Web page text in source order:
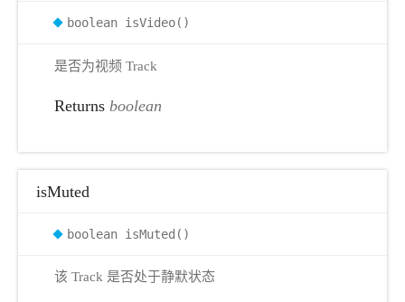
boolean isVideo()
是否为视频 Track
Returns boolean
isMuted
boolean isMuted()
该 Track 是否处于静默状态